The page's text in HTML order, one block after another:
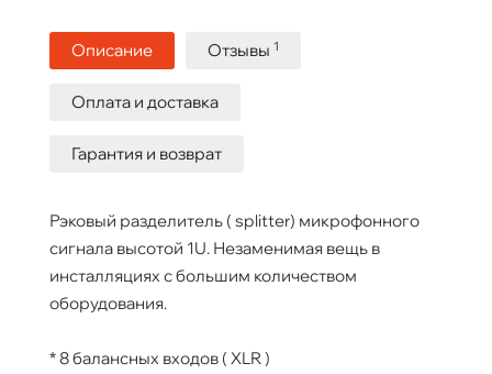
Описание Отзывы 1
Оплата и доставка
Гарантия и возврат
Рэковый разделитель ( splitter) микрофонного
сигнала высотой 1U. Незаменимая вещь в
инсталляциях с большим количеством
оборудования.
* 8 балансных входов ( XLR )